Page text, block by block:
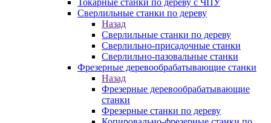
Токарные станки по дереву с ЧПУ
Сверлильные станки по дереву
Назад
Сверлильные станки по дереву
Сверлильно-присадочные станки
Сверлильно-пазовальные станки
Фрезерные деревообрабатывающие станки
Назад
Фрезерные деревообрабатывающие
станки
Фрезерные станки по дереву